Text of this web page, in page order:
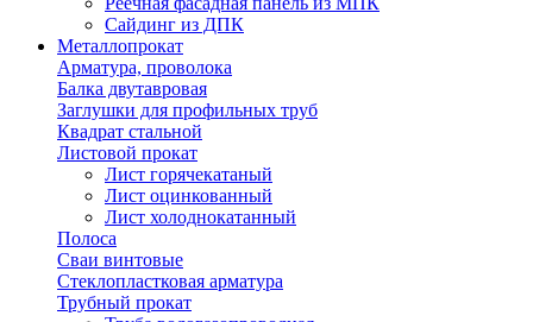
Сайдинг из ДПК
Металлопрокат
Арматура, проволока
Балка двутавровая
Заглушки для профильных труб
Квадрат стальной
Листовой прокат
Лист горячекатаный
Лист оцинкованный
Лист холоднокатанный
Полоса
Сваи винтовые
Стеклопластковая арматура
Трубный прокат